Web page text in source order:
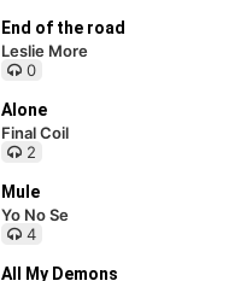
End of the road
Leslie More
0
Alone
Final Coil
2
Mule
Yo No Se
4
All My Demons